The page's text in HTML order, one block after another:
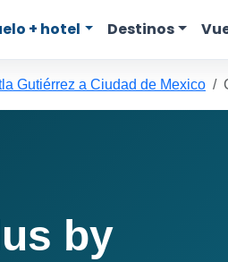
+ hotel Destinos
Gutiérrez a Ciudad de Mexico
by